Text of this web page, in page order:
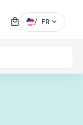
local_mall / FR expand_more